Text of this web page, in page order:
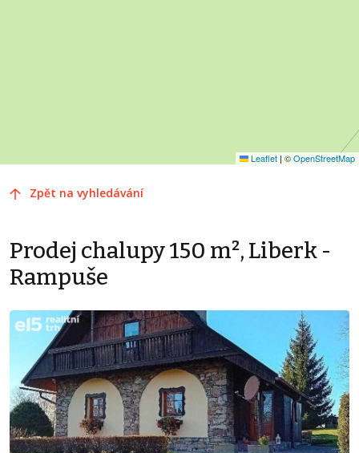
Leaflet | ©OpenStreetMap
Zpět na vyhledávání
Prodej chalupy 150 m², Liberk -
Rampuše